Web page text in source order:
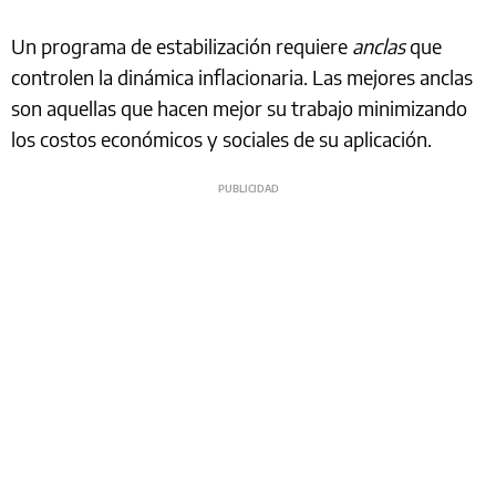
Un programa de estabilización requiere anclasque
controlen la dinámica inflacionaria. Las mejores anclas
son aquellas que hacen mejor su trabajo minimizando
los costos económicos y sociales de su aplicación.